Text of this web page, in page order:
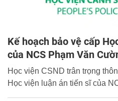
Kế hoạch bảo vệ cấp
của NCS Phạm Văn
Học viện CSND trân trọng
Học viện luận án tiến sĩ của